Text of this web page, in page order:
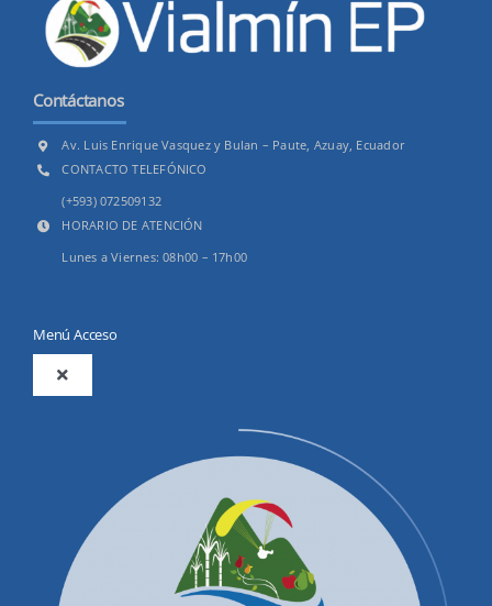
Contáctanos
Av. Luis Enrique Vasquez y Bulan – Paute, Azuay, Ecuador
CONTACTO TELEFÓNICO
(+593) 072509132
HORARIO DE ATENCIÓN
Lunes a Viernes: 08h00 – 17h00
Menú Acceso
Toggle
Productos y Servicios
Convocatorias Precalificación